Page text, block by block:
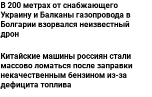
В 200 метрах от снабжающего
Украину и Балканы газопровода в
Болгарии взорвался неизвестный
дрон
Китайские машины россиян стали
массово ломаться после заправки
некачественным бензином из-за
дефицита топлива